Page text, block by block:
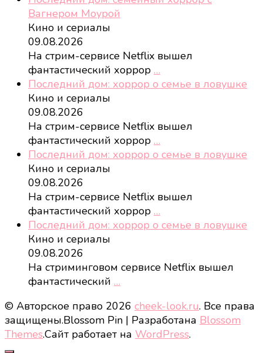
Вагнером Моурой
Кино и сериалы
09.08.2026
На стрим-сервисе Netflix вышел
фантастический хоррор …
Последний дом: хоррор о семье в ловушке
Кино и сериалы
09.08.2026
На стрим-сервисе Netflix вышел
фантастический хоррор …
Последний дом: хоррор о семье в ловушке
Кино и сериалы
09.08.2026
На стрим-сервисе Netflix вышел
фантастический хоррор …
Последний дом: хоррор о семье в ловушке
Кино и сериалы
09.08.2026
На стриминговом сервисе Netflix вышел
фантастический …
© Авторское право 2026 cheek-look.ru. Все права
защищены.Blossom Pin | Разработана Blossom
Themes.Сайт работает на WordPress.